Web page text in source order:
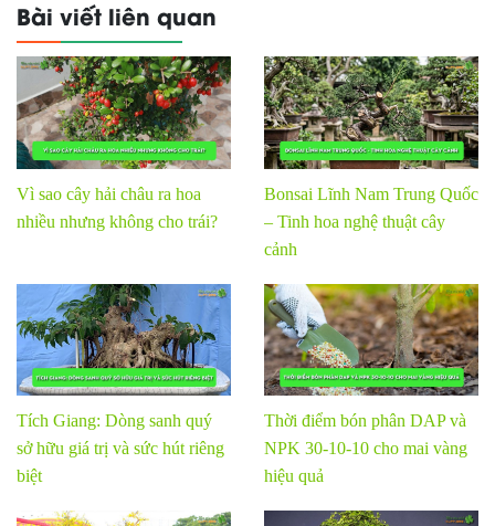
Bài viết liên quan
Vì sao cây hải châu ra hoa
nhiều nhưng không cho trái?
Bonsai Lĩnh Nam Trung Quốc
– Tinh hoa nghệ thuật cây
cảnh
Tích Giang: Dòng sanh quý
sở hữu giá trị và sức hút riêng
biệt
Thời điểm bón phân DAP và
NPK 30-10-10 cho mai vàng
hiệu quả